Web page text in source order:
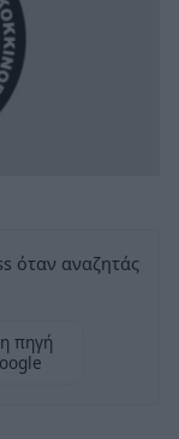
όταν αναζητάς
πηγή